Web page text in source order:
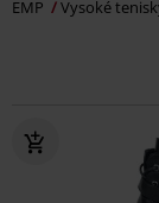
EMP
Vysoké